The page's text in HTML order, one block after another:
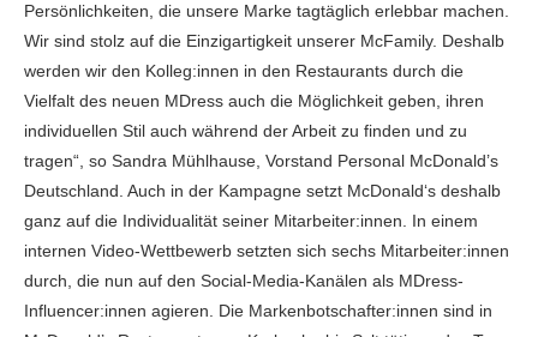
Persönlichkeiten, die unsere Marke tagtäglich erlebbar machen.
Wir sind stolz auf die Einzigartigkeit unserer McFamily. Deshalb
werden wir den Kolleg:innen in den Restaurants durch die
Vielfalt des neuen MDress auch die Möglichkeit geben, ihren
individuellen Stil auch während der Arbeit zu finden und zu
tragen“, so Sandra Mühlhause, Vorstand Personal McDonald’s
Deutschland. Auch in der Kampagne setzt McDonald‘s deshalb
ganz auf die Individualität seiner Mitarbeiter:innen. In einem
internen Video-Wettbewerb setzten sich sechs Mitarbeiter:innen
durch, die nun auf den Social-Media-Kanälen als MDress-
Influencer:innen agieren. Die Markenbotschafter:innen sind in